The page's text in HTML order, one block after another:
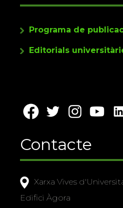
Programa de
Editorials
Contacte
Xarxa Vives
Edifici Àgora